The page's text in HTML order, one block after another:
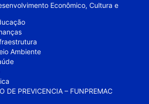
Econômico, Cultura e
Ambiente
DE PREVICENCIA – FUNPREMAC